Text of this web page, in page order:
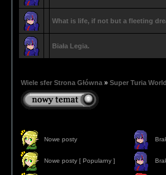
What is life, if not but a fleeting
Biała Legia.
Wiele sfer Strona Główna » Super Turia World
Nowe posty
Nowe posty [ Popularny ]